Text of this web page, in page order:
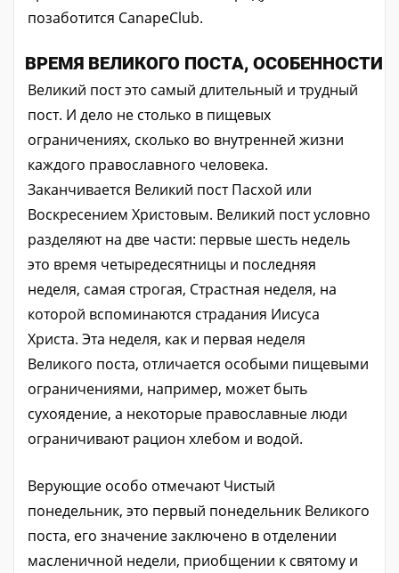
позаботится CanapeClub.
ВРЕМЯ ВЕЛИКОГО ПОСТА, ОСОБЕННОСТИ
Великий пост это самый длительный и трудный
пост. И дело не столько в пищевых
ограничениях, сколько во внутренней жизни
каждого православного человека.
Заканчивается Великий пост Пасхой или
Воскресением Христовым. Великий пост условно
разделяют на две части: первые шесть недель
это время четыредесятницы и последняя
неделя, самая строгая, Страстная неделя, на
которой вспоминаются страдания Иисуса
Христа. Эта неделя, как и первая неделя
Великого поста, отличается особыми пищевыми
ограничениями, например, может быть
сухоядение, а некоторые православные люди
ограничивают рацион хлебом и водой.
Верующие особо отмечают Чистый
понедельник, это первый понедельник Великого
поста, его значение заключено в отделении
масленичной недели, приобщении к святому и